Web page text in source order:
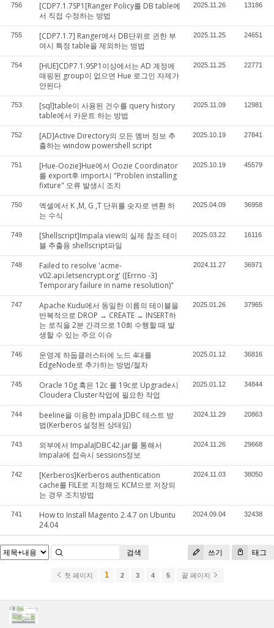
756
[CDP7.1.7SP1[Ranger Policy를 DB table에
서 직접 수정하는 방법
2025.11.26 13186
755
[CDP7.1.7] Ranger에서 DB단위로 귄한 부
여시 특정 table을 제외하는 벙법
2025.11.25 24651
754
[HUE]CDP7.1.9SP1이상에서는 AD 계정에
매핑된 group이 없으면 Hue 로그인 자제가
안된다
2025.11.25 22771
753
[sql]table이 사용된 건수를 query history
table에서 카운트 하는 방법
2025.11.09 12981
752
[AD]Active Directory의 모든 멤버 정보 추
출하는 window powershell script
2025.10.19 27841
751
[Hue-Oozie]Hue에서 Oozie Coordinator
를 export후 import시 "Problen installing
fixture" 오류 발생시 조치
2025.10.19 45579
750
엑셀에서 K ,M, G ,T 단위를 숫자로 변환 하
는 수식
2025.04.09 36958
749
[Shellscript]Impala view의 실제 참조 테이
블 추출용 shellscript파일
2025.03.22 16116
748
Failed to resolve 'acme-
v02.api.letsencrypt.org' ([Errno -3]
Temporary failure in name resolution)"
2024.11.27 36971
747
Apache Kudu에서 동일한 이름의 테이블을
반복적으로 DROP → CREATE → INSERT하
는 로직을 2분 간격으로 10회 수행할 때 발
생할 수 있는 주요 이슈
2025.01.26 37965
746
운영계 하둡클러스터에 노드 4대를
EdgeNode로 추가하는 방법/절차
2025.01.12 36816
745
Oracle 10g 혹은 12c 를 19c로 Upgrade시
Cloudera Cluster작업에 필요한 작업
2025.01.12 34844
744
beeline을 이용한 impala JDBC 테스트 방
법(Kerberos 설정된 상태임)
2024.11.29 20863
743
외부에서 ImpalaJDBC42.jar를 통해서
Impala에 접속시 sessions정보
2024.11.26 29668
742
[Kerberos]Kerberos authentication
cache를 FILE로 지정해도 KCM으로 저장되
는 경우 조치방법
2024.11.03 38050
741
How to Install Magento 2.4.7 on Ubuntu
24.04
2024.09.04 32438
쓰기 태그
검색
첫 페이지 1 2 3 4 5 끝 페이지